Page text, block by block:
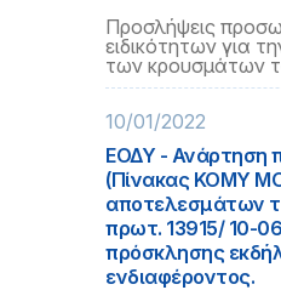
Προσλήψεις
ειδικότητων για
των κρουσμάτων
10/01/2022
ΕΟΔΥ - Ανάρτηση
(Πίνακας ΚΟΜΥ
αποτελεσμάτων
πρωτ. 13915/ 10-
πρόσκλησης
ενδιαφέροντος.